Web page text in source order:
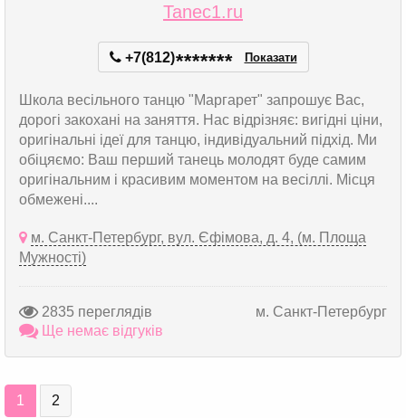
Tanec1.ru
+7(812)******* Показати
Школа весільного танцю "Маргарет" запрошує Вас,
дорогі закохані на заняття. Нас відрізняє: вигідні ціни,
оригінальні ідеї для танцю, індивідуальний підхід. Ми
обіцяємо: Ваш перший танець молодят буде самим
оригінальним і красивим моментом на весіллі. Місця
обмежені....
м. Санкт-Петербург, вул. Єфімова, д. 4, (м. Площа
Мужності)
2835 переглядів
м. Санкт-Петербург
Ще немає відгуків
1 2